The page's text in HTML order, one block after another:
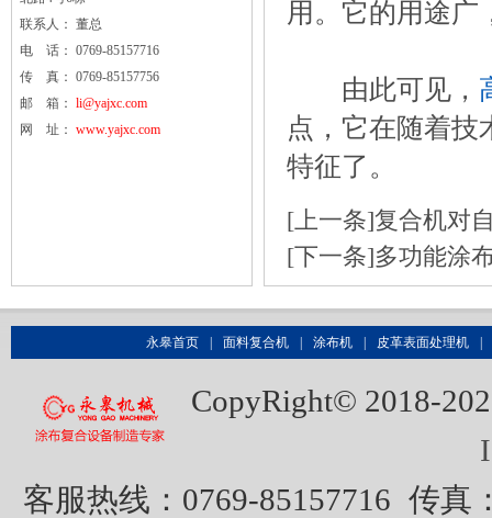
联系人： 董总
电 话： 0769-85157716
传 真： 0769-85157756
邮 箱： li@yajxc.com
网 址： www.yajxc.com
用。它的用途广
由此可见，
点，它在随着技
特征了。
[上一条]复合机对
[下一条]多功能涂
永皋首页 面料复合机 涂布机 皮革表面处理机
CopyRight© 2018-
客服热线：0769-85157716 传真